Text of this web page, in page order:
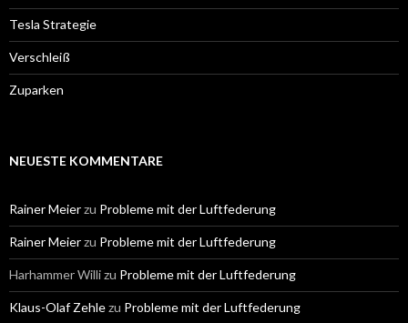
Tesla Strategie
Verschleiß
Zuparken
NEUESTE KOMMENTARE
Rainer Meierzu Probleme mit der Luftfederung
Rainer Meierzu Probleme mit der Luftfederung
Harhammer Willizu Probleme mit der Luftfederung
Klaus-Olaf Zehlezu Probleme mit der Luftfederung